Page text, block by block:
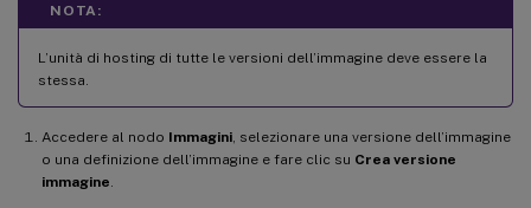
NOTA:
L’unità di hosting di tutte le versioni dell’immagine deve essere la
stessa.
Accedere al nodo Immagini , selezionare una versione dell’immagine
o una definizione dell’immagine e fare clic su Crea versione
immagine